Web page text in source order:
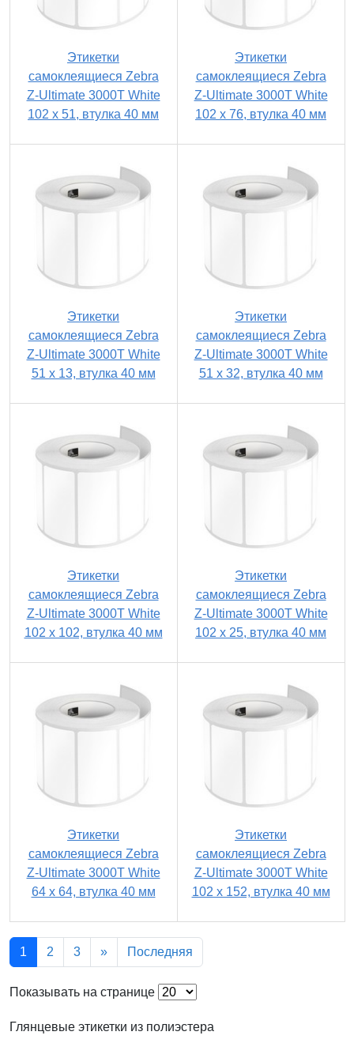
Этикетки
самоклеящиеся Zebra
Z-Ultimate 3000T White
102 x 51, втулка 40 мм
Этикетки
самоклеящиеся Zebra
Z-Ultimate 3000T White
102 x 76, втулка 40 мм
Этикетки
самоклеящиеся Zebra
Z-Ultimate 3000T White
51 x 13, втулка 40 мм
Этикетки
самоклеящиеся Zebra
Z-Ultimate 3000T White
51 x 32, втулка 40 мм
Этикетки
самоклеящиеся Zebra
Z-Ultimate 3000T White
102 x 102, втулка 40 мм
Этикетки
самоклеящиеся Zebra
Z-Ultimate 3000T White
102 x 25, втулка 40 мм
Этикетки
самоклеящиеся Zebra
Z-Ultimate 3000T White
64 x 64, втулка 40 мм
Этикетки
самоклеящиеся Zebra
Z-Ultimate 3000T White
102 x 152, втулка 40 мм
1 2 3 » Последняя
Показывать на странице
Глянцевые этикетки из полиэстера